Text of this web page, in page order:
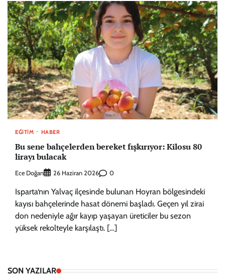
EĞITIM HABER
Bu sene bahçelerden bereket fışkırıyor: Kilosu 80
lirayı bulacak
Ece Doğan 26 Haziran 2026 0
Isparta‘nın Yalvaç ilçesinde bulunan Hoyran bölgesindeki
kayısı bahçelerinde hasat dönemi başladı. Geçen yıl zirai
don nedeniyle ağır kayıp yaşayan üreticiler bu sezon
yüksek rekolteyle karşılaştı. […]
SON YAZILAR